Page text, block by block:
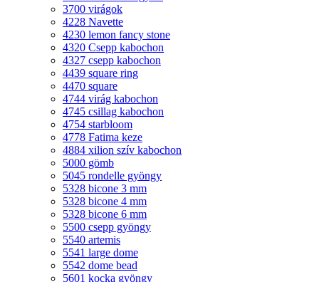
3700 virágok
4228 Navette
4230 lemon fancy stone
4320 Csepp kabochon
4327 csepp kabochon
4439 square ring
4470 square
4744 virág kabochon
4745 csillag kabochon
4754 starbloom
4778 Fatima keze
4884 xilion szív kabochon
5000 gömb
5045 rondelle gyöngy
5328 bicone 3 mm
5328 bicone 4 mm
5328 bicone 6 mm
5500 csepp gyöngy
5540 artemis
5541 large dome
5542 dome bead
5601 kocka gyöngy